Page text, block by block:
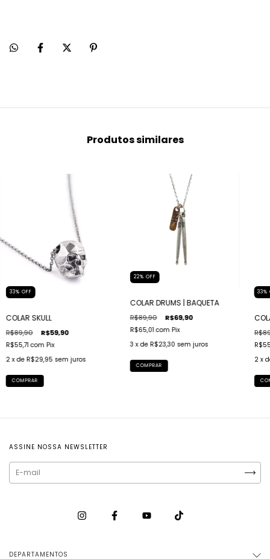
Produtos similares
33% OFF
COLAR SKULL
R$89,90 R$59,90
R$55,71com Pix
2 x de R$29,95 sem juros
COMPRAR
22% OFF
COLAR DRUMS | BAQUETA
R$89,90 R$69,90
R$65,01com Pix
3 x de R$23,30 sem juros
COMPRAR
33%
2 x
ASSINE NOSSA NEWSLETTER
DEPARTAMENTOS